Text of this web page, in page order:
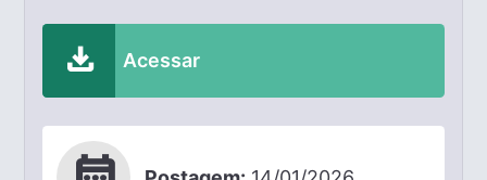
download Acessar